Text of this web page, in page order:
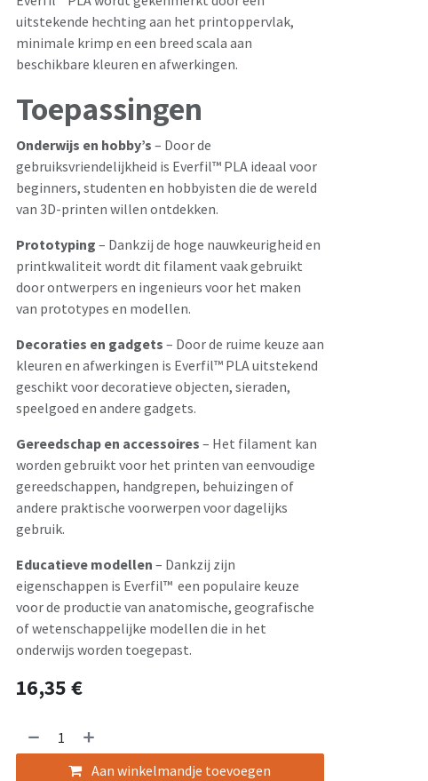
uitstekende hechting aan het printoppervlak,
minimale krimp en een breed scala aan
beschikbare kleuren en afwerkingen.
Toepassingen
Onderwijs en hobby’s – Door de
gebruiksvriendelijkheid is Everfil™ PLA ideaal voor
beginners, studenten en hobbyisten die de wereld
van 3D-printen willen ontdekken.
Prototyping – Dankzij de hoge nauwkeurigheid en
printkwaliteit wordt dit filament vaak gebruikt
door ontwerpers en ingenieurs voor het maken
van prototypes en modellen.
Decoraties en gadgets – Door de ruime keuze aan
kleuren en afwerkingen is Everfil™ PLA uitstekend
geschikt voor decoratieve objecten, sieraden,
speelgoed en andere gadgets.
Gereedschap en accessoires – Het filament kan
worden gebruikt voor het printen van eenvoudige
gereedschappen, handgrepen, behuizingen of
andere praktische voorwerpen voor dagelijks
gebruik.
Educatieve modellen – Dankzij zijn
eigenschappen is Everfil™ een populaire keuze
voor de productie van anatomische, geografische
of wetenschappelijke modellen die in het
onderwijs worden toegepast.
16,35€
Aan winkelmandje toevoegen